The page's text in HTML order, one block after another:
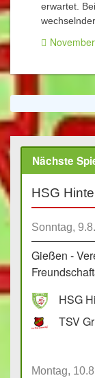
erwartet.
Nächste
HSG
Sonntag,
Gießen -
HSG
TSV
Montag,